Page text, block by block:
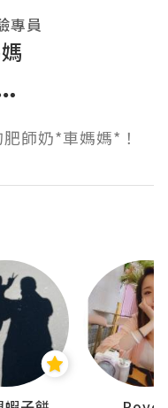
專員
師奶*車媽媽*！